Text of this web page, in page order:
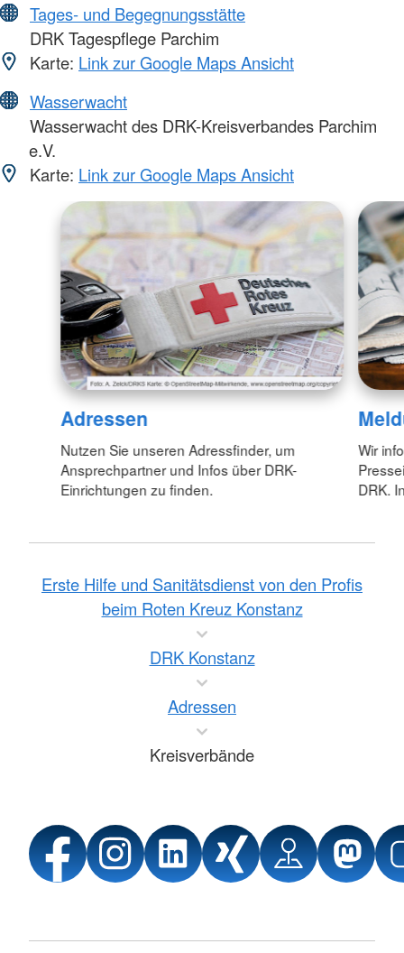
Tages- und Begegnungsstätte
DRK Tagespflege Parchim
Karte: Link zur Google Maps Ansicht
Wasserwacht
Wasserwacht des DRK-Kreisverbandes Parchim
e.V.
Karte: Link zur Google Maps Ansicht
Adressen
Nutzen Sie unseren Adressfinder, um
Ansprechpartner und Infos über DRK-
Einrichtungen zu finden.
Wir
DRK.
Erste Hilfe und Sanitätsdienst von den Profis
beim Roten Kreuz Konstanz
DRK Konstanz
Adressen
Kreisverbände